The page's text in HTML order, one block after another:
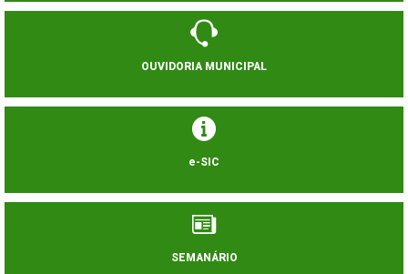
OUVIDORIA MUNICIPAL
e-SIC
SEMANÁRIO